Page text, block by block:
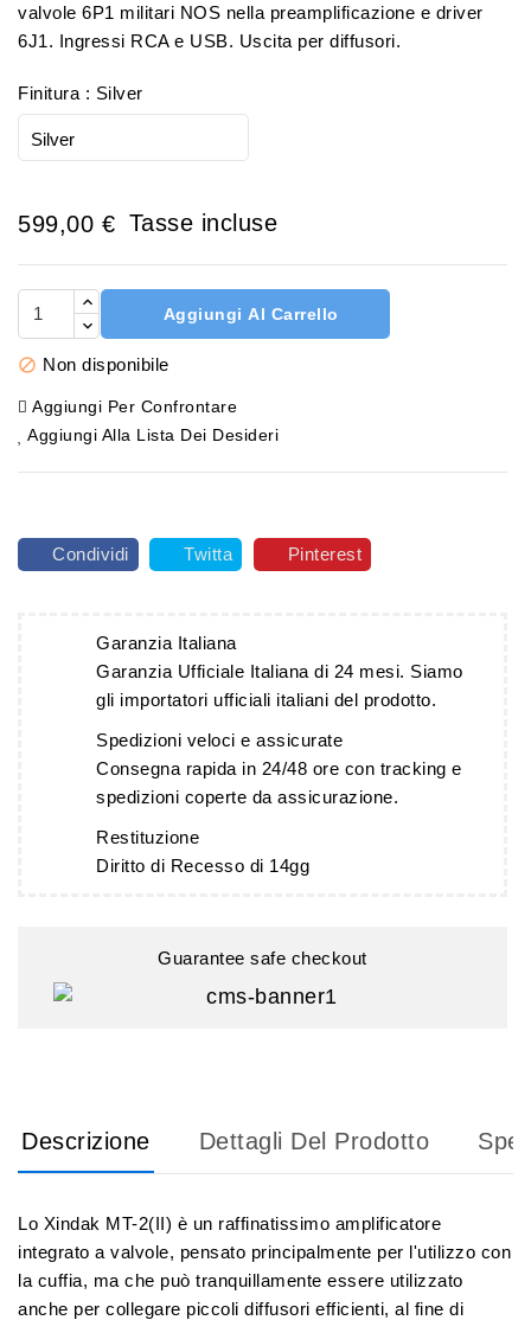
valvole 6P1 militari NOS nella preamplificazione e driver
6J1. Ingressi RCA e USB. Uscita per diffusori.
Finitura : Silver
599,00 € Tasse incluse
Aggiungi Al Carrello
 Non disponibile
Aggiungi Per Confrontare
Aggiungi Alla Lista Dei Desideri
Condividi Twitta Pinterest
Garanzia Italiana
Garanzia Ufficiale Italiana di 24 mesi. Siamo
gli importatori ufficiali italiani del prodotto.
Spedizioni veloci e assicurate
Consegna rapida in 24/48 ore con tracking e
spedizioni coperte da assicurazione.
Restituzione
Diritto di Recesso di 14gg
Guarantee safe checkout
Descrizione Dettagli Del Prodotto
Lo Xindak MT-2(II) è un raffinatissimo amplificatore
integrato a valvole, pensato principalmente per l'utilizzo con
la cuffia, ma che può tranquillamente essere utilizzato
anche per collegare piccoli diffusori efficienti, al fine di